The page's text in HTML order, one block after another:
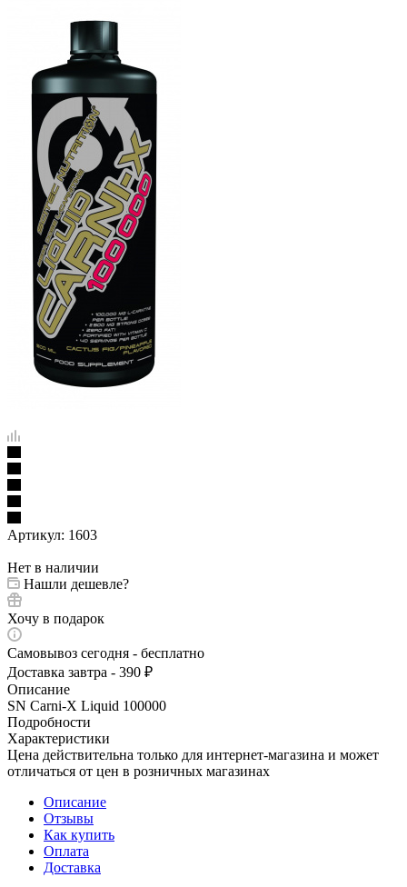
Артикул: 1603
Нет в наличии
Нашли дешевле?
Хочу в подарок
Самовывоз сегодня - бесплатно
Доставка завтра - 390 ₽
Описание
SN Carni-X Liquid 100000
Подробности
Характеристики
Цена действительна только для интернет-магазина и может
отличаться от цен в розничных магазинах
Описание
Отзывы
Как купить
Оплата
Доставка